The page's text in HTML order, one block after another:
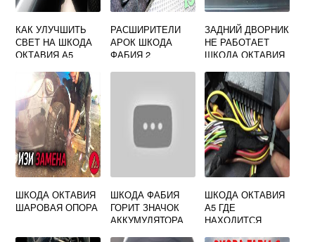
КАК УЛУЧШИТЬ
СВЕТ НА ШКОДА
ОКТАВИЯ А5
РАСШИРИТЕЛИ
АРОК ШКОДА
ФАБИЯ 2
ЗАДНИЙ ДВОРНИК
НЕ РАБОТАЕТ
ШКОДА ОКТАВИЯ
ШКОДА ОКТАВИЯ
ШАРОВАЯ ОПОРА
ШКОДА ФАБИЯ
ГОРИТ ЗНАЧОК
АККУМУЛЯТОРА
ШКОДА ОКТАВИЯ
А5 ГДЕ
НАХОДИТСЯ